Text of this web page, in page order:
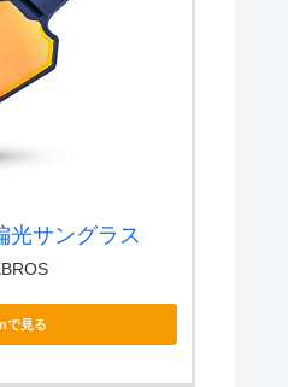
光サングラス
で見る